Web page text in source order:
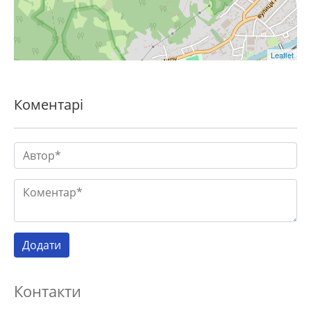
Leaflet
Коментарі
Контакти